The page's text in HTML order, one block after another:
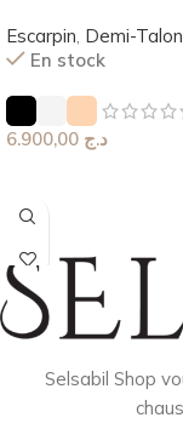
Escarpin, Demi-Talon
En stock
د.ج
Selsabil Shop